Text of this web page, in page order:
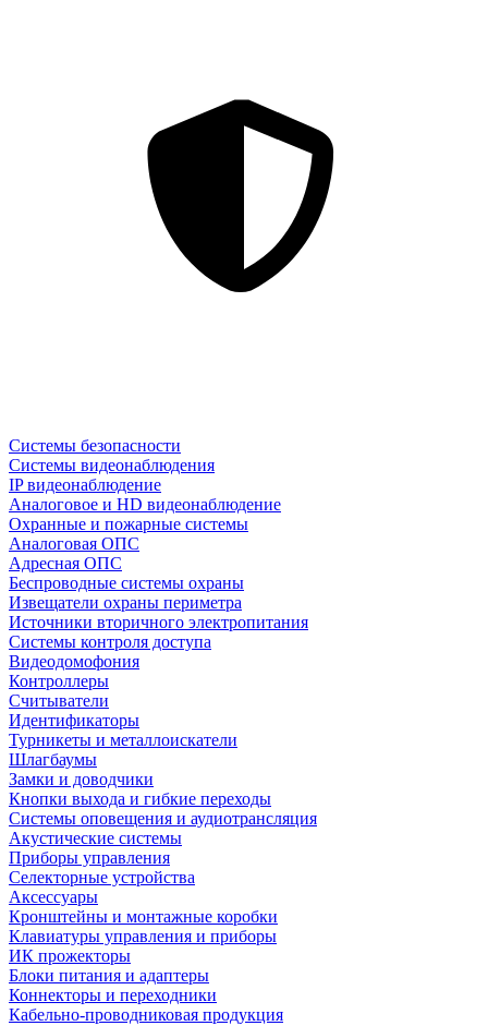
Системы безопасности
Системы видеонаблюдения
IP видеонаблюдение
Аналоговое и HD видеонаблюдение
Охранные и пожарные системы
Аналоговая ОПС
Адресная ОПС
Беспроводные системы охраны
Извещатели охраны периметра
Источники вторичного электропитания
Системы контроля доступа
Видеодомофония
Контроллеры
Считыватели
Идентификаторы
Турникеты и металлоискатели
Шлагбаумы
Замки и доводчики
Кнопки выхода и гибкие переходы
Системы оповещения и аудиотрансляция
Акустические системы
Приборы управления
Селекторные устройства
Аксессуары
Кронштейны и монтажные коробки
Клавиатуры управления и приборы
ИК прожекторы
Блоки питания и адаптеры
Коннекторы и переходники
Кабельно-проводниковая продукция